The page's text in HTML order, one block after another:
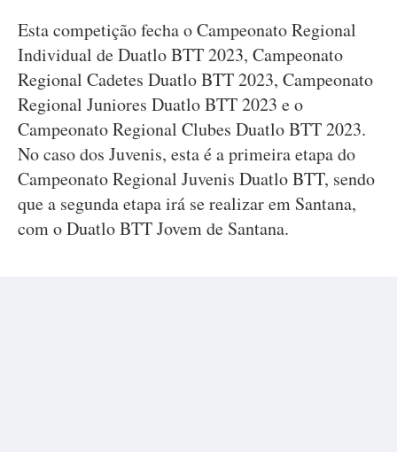
Esta competição fecha o Campeonato Regional
Individual de Duatlo BTT 2023, Campeonato
Regional Cadetes Duatlo BTT 2023, Campeonato
Regional Juniores Duatlo BTT 2023 e o
Campeonato Regional Clubes Duatlo BTT 2023.
No caso dos Juvenis, esta é a primeira etapa do
Campeonato Regional Juvenis Duatlo BTT, sendo
que a segunda etapa irá se realizar em Santana,
com o Duatlo BTT Jovem de Santana.